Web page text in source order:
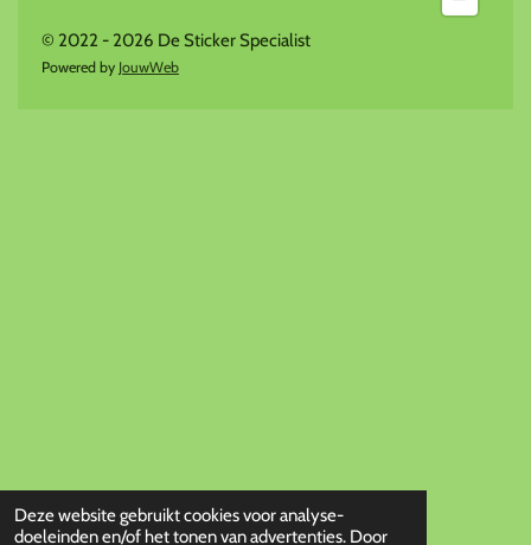
Deze website gebruikt cookies voor analyse-
doeleinden en/of het tonen van advertenties. Door
© 2022 - 2026 De Sticker Specialist
Powered by JouwWeb